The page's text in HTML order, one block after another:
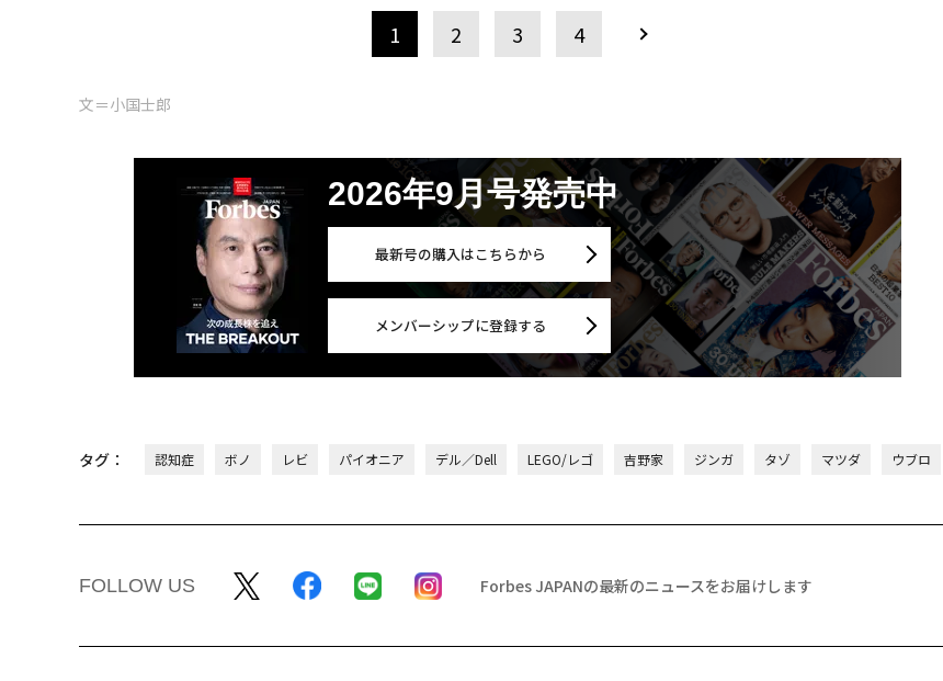
1 2 3 4
文＝小国士郎
2026年9月号発売中
最新号の購入はこちらから
メンバーシップに登録する
タグ： 認知症 ボノ レビ パイオニア デル／Dell LEGO/レゴ 吉野家 ジンガ タゾ マツダ ウブロ
FOLLOW US Forbes JAPANの最新のニュースをお届けします